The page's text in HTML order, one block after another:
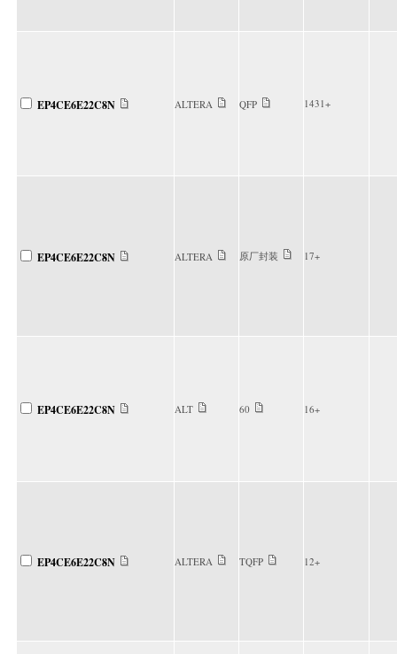
EP4CE6E22C8N ALTERA QFP 1431+
EP4CE6E22C8N ALTERA 原厂封装 17+
EP4CE6E22C8N ALT 60 16+
EP4CE6E22C8N ALTERA TQFP 12+